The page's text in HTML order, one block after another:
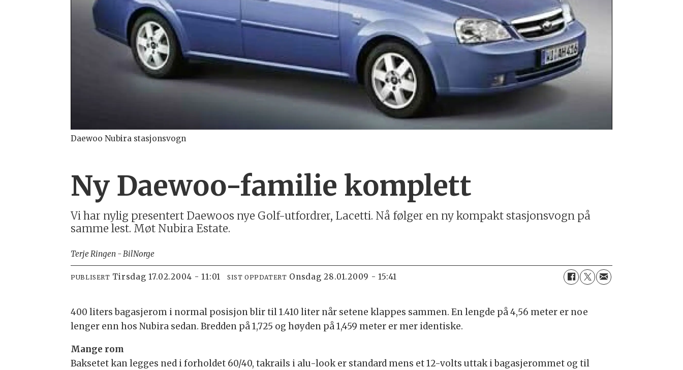
Daewoo Nubira stasjonsvogn
Ny Daewoo-familie komplett
Vi har nylig presentert Daewoos nye Golf-utfordrer, Lacetti. Nå følger en ny kompakt stasjonsvogn på
samme lest. Møt Nubira Estate.
Terje Ringen - BilNorge
PUBLISERT tirsdag 17.02.2004 - 11:01 SIST OPPDATERT onsdag 28.01.2009 - 15:41
400 liters bagasjerom i normal posisjon blir til 1.410 liter når setene klappes sammen. En lengde på 4,56 meter er noe
lenger enn hos Nubira sedan. Bredden på 1,725 og høyden på 1,459 meter er mer identiske.
Mange rom
Baksetet kan legges ned i forholdet 60/40, takrails i alu-look er standard mens et 12-volts uttak i bagasjerommet og til